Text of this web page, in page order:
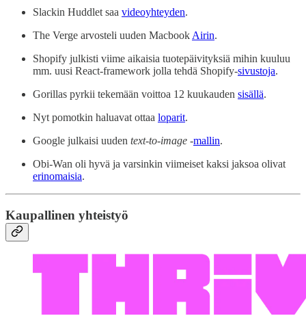
Slackin Huddlet saa videoyhteyden.
The Verge arvosteli uuden Macbook Airin.
Shopify julkisti viime aikaisia tuotepäivityksiä mihin kuuluu
mm. uusi React-framework jolla tehdä Shopify-sivustoja.
Gorillas pyrkii tekemään voittoa 12 kuukauden sisällä.
Nyt pomotkin haluavat ottaa loparit.
Google julkaisi uuden text-to-image -mallin.
Obi-Wan oli hyvä ja varsinkin viimeiset kaksi jaksoa olivat
erinomaisia.
Kaupallinen yhteistyö